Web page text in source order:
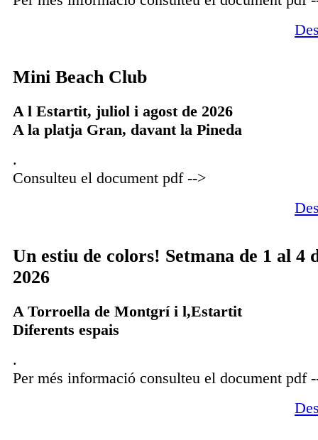
Mini Beach Club
A l Estartit, juliol i agost de 2026
A la platja Gran, davant la Pineda
.
Consulteu el document pdf -->
Un estiu de colors! Setmana de 1 al 4
2026
A Torroella de Montgrí i l,Estartit
Diferents espais
.
Per més informació consulteu el document pdf